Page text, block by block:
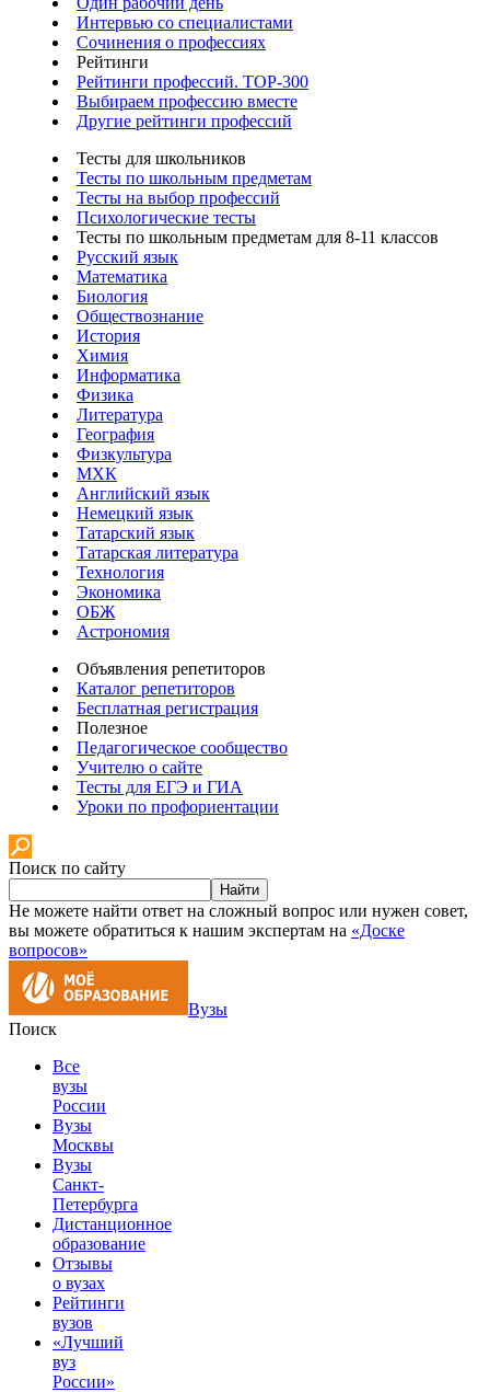
Интервью со специалистами
Сочинения о профессиях
Рейтинги
Рейтинги профессий. TOP-300
Выбираем профессию вместе
Другие рейтинги профессий
Тесты для школьников
Тесты по школьным предметам
Тесты на выбор профессий
Психологические тесты
Тесты по школьным предметам для 8-11 классов
Русский язык
Математика
Биология
Обществознание
История
Химия
Информатика
Физика
Литература
География
Физкультура
МХК
Английский язык
Немецкий язык
Татарский язык
Татарская литература
Технология
Экономика
ОБЖ
Астрономия
Объявления репетиторов
Каталог репетиторов
Бесплатная регистрация
Полезное
Педагогическое сообщество
Учителю о сайте
Тесты для ЕГЭ и ГИА
Уроки по профориентации
Поиск по сайту
Найти
Не можете найти ответ на сложный вопрос или нужен совет,
вы можете обратиться к нашим экспертам на «Доске
вопросов»
Вузы
Поиск
Все
вузы
России
Вузы
Москвы
Вузы
Санкт-
Петербурга
Дистанционное
образование
Отзывы
о вузах
Рейтинги
вузов
«Лучший
вуз
России»